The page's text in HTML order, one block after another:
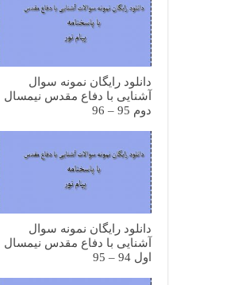
دانلود رایگان نمونه سوال
آشنایی با دفاع مقدس نیمسال
دوم 95 – 96
دانلود رایگان نمونه سوال
آشنایی با دفاع مقدس نیمسال
اول 94 – 95